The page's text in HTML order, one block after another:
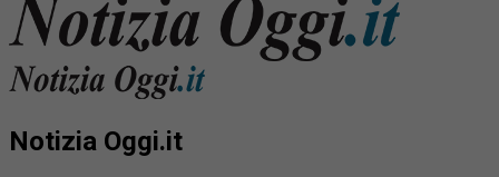
Notizia Oggi.it